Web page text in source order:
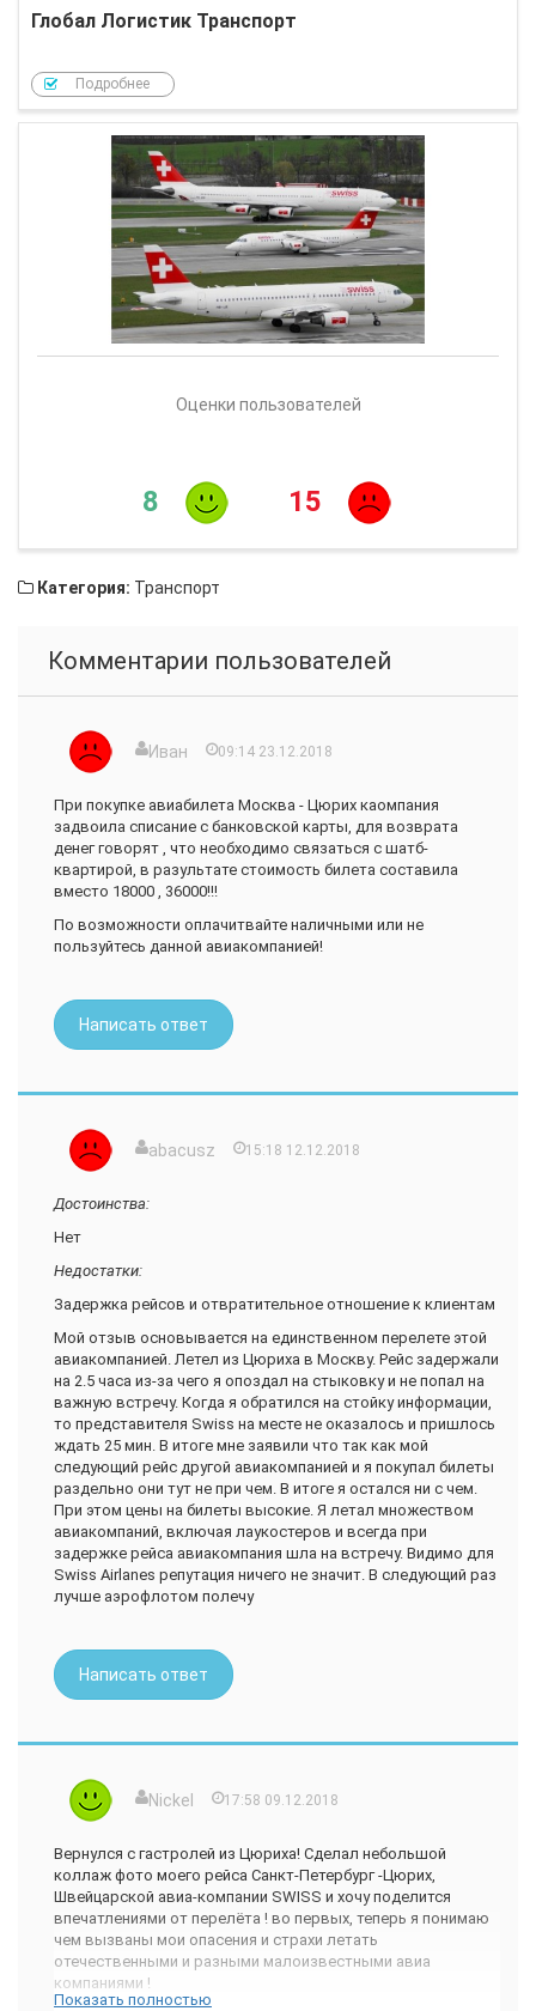
Глобал Логистик Транспорт
Подробнее
Оценки пользователей
8 15
Категория: Транспорт
Комментарии пользователей
Иван 09:14 23.12.2018
При покупке авиабилета Москва - Цюрих каомпания
задвоила списание с банковской карты, для возврата
денег говорят , что необходимо связаться с шатб-
квартирой, в разультате стоимость билета составила
вместо 18000 , 36000!!!
По возможности оплачитвайте наличными или не
пользуйтесь данной авиакомпанией!
Написать ответ
abacusz 15:18 12.12.2018
Достоинства:
Нет
Недостатки:
Задержка рейсов и отвратительное отношение к клиентам
Мой отзыв основывается на единственном перелете этой
авиакомпанией. Летел из Цюриха в Москву. Рейс задержали
на 2.5 часа из-за чего я опоздал на стыковку и не попал на
важную встречу. Когда я обратился на стойку информации,
то представителя Swiss на месте не оказалось и пришлось
ждать 25 мин. В итоге мне заявили что так как мой
следующий рейс другой авиакомпанией и я покупал билеты
раздельно они тут не при чем. В итоге я остался ни с чем.
При этом цены на билеты высокие. Я летал множеством
авиакомпаний, включая лаукостеров и всегда при
задержке рейса авиакомпания шла на встречу. Видимо для
Swiss Airlanes репутация ничего не значит. В следующий раз
лучше аэрофлотом полечу
Написать ответ
Nickel 17:58 09.12.2018
Вернулся с гастролей из Цюриха! Сделал небольшой
коллаж фото моего рейса Санкт-Петербург -Цюрих,
Швейцарской авиа-компании SWISS и хочу поделится
впечатлениями от перелёта ! во первых, теперь я понимаю
чем вызваны мои опасения и страхи летать
отечественными и разными малоизвестными авиа
компаниями !
Показать полностью